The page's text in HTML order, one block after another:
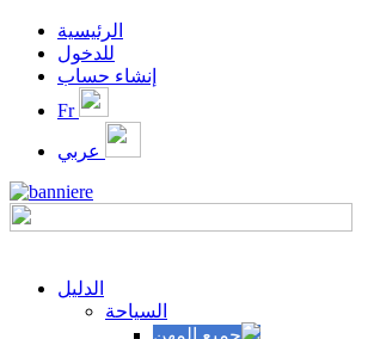
الرئيسية
للدخول
إنشاء حساب
Fr
الدليل
السياحة